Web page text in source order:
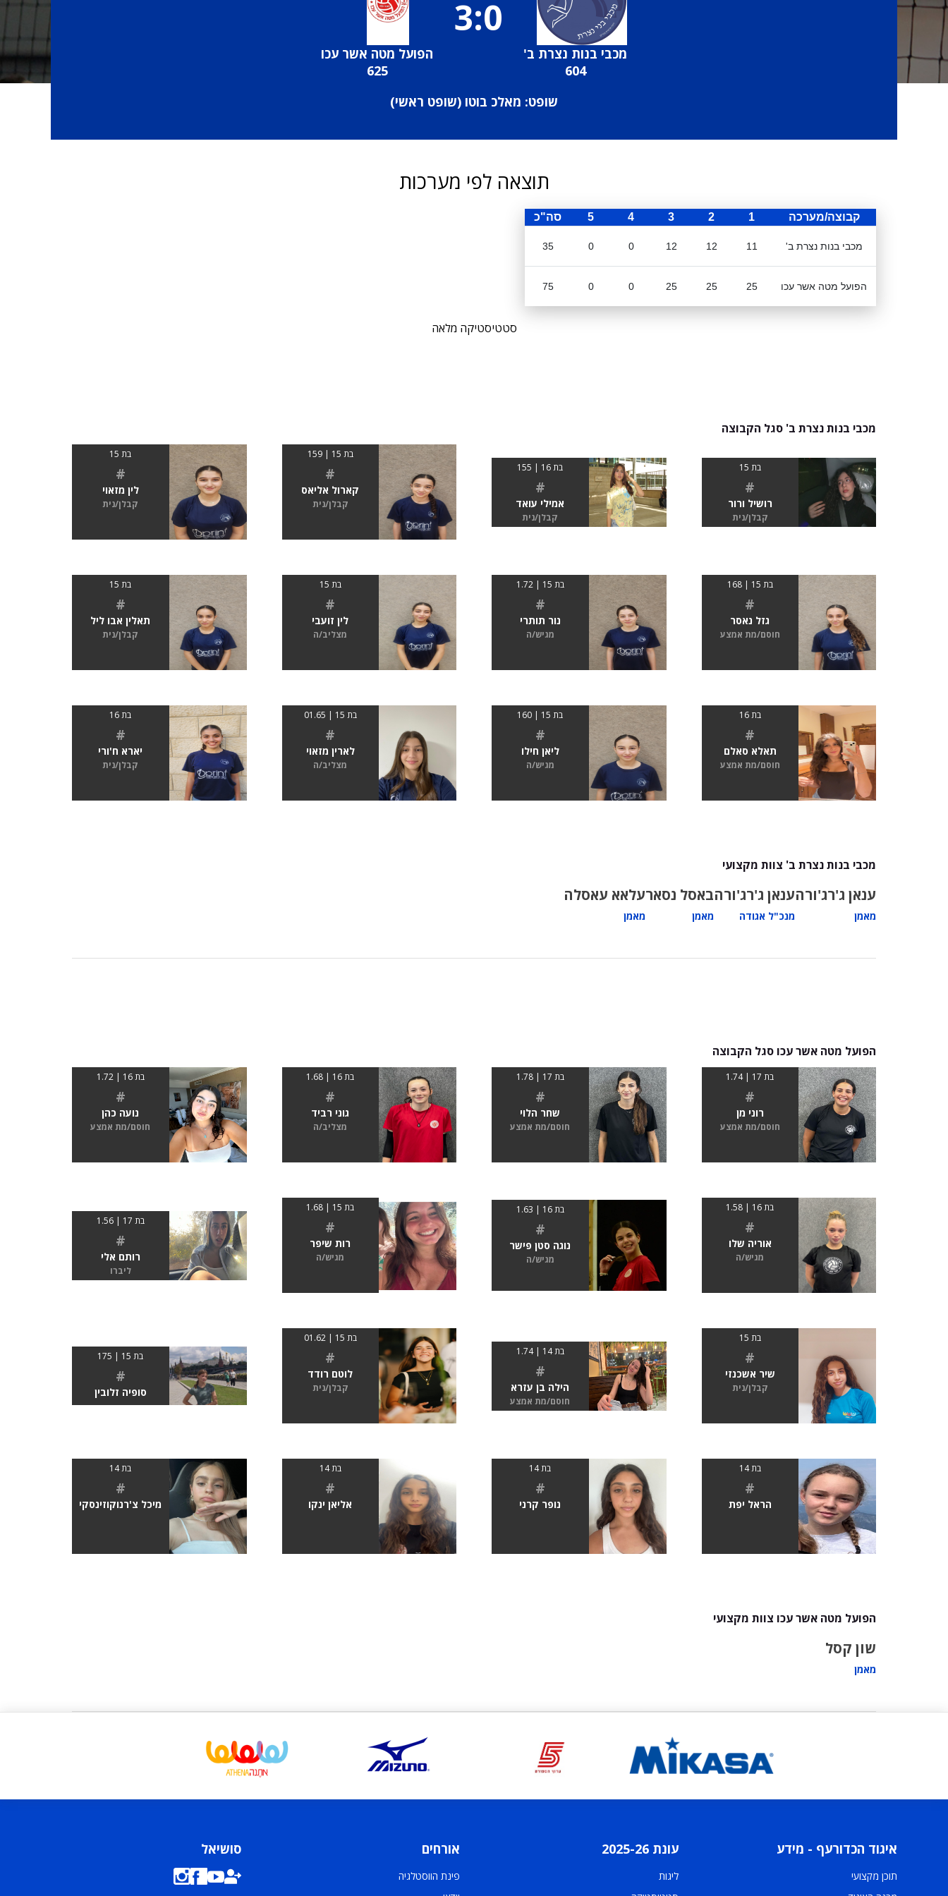
מכבי בנות נצרת ב'
604
3:0
הפועל מטה אשר עכו
625
שופט: מאלכ בוטו (שופט ראשי)
תוצאה לפי מערכות
קבוצה/מערכה 1
2
3
4
5 סה"כ
מכבי בנות נצרת ב' 11
12
12
0
0
35
הפועל מטה אשר עכו 25
25
25
0
0
75
סטטיסטיקה מלאה
מכבי בנות נצרת ב' סגל הקבוצה
בת 15
#
רושיל ורור
קבלן/נית
בת 16 | 155
#
אמילי עואד
קבלן/נית
בת 15 | 159
#
קארול אליאס
קבלן/נית
בת 15
#
לין מזאוי
קבלן/נית
בת 15 | 168
#
גזל נאסר
חוסם/מת אמצע
בת 15 | 1.72
#
נור תותרי
מגיש/ה
בת 15
#
לין זועבי
מצליב/ה
בת 15
#
תאלין אבו ליל
קבלן/נית
בת 16
#
תאלא סאלם
חוסם/מת אמצע
בת 15 | 160
#
ליאן חילו
מגיש/ה
בת 15 | 01.65
#
לארין מזאוי
מצליב/ה
בת 16
#
יארא ח'ורי
קבלן/נית
מכבי בנות נצרת ב' צוות מקצועי
ענאן ג'רג'ורה
מאמן
ענאן ג'רג'ורה
מנכ"ל אגודה
באסל נסאר
מאמן
עלאא עאסלה
מאמן
הפועל מטה אשר עכו סגל הקבוצה
בת 17 | 1.74
#
רוני מן
חוסם/מת אמצע
בת 17 | 1.78
#
שחר הלוי
חוסם/מת אמצע
בת 16 | 1.68
#
גוני רביד
מצליב/ה
בת 16 | 1.72
#
נועה כהן
חוסם/מת אמצע
בת 16 | 1.58
#
אוריה שלו
מגיש/ה
בת 16 | 1.63
#
נוגה סטן פישר
מגיש/ה
בת 15 | 1.68
#
רות שיפר
מגיש/ה
בת 17 | 1.56
#
רותם אלי
ליברו
בת 15
#
שיר אשכנזי
קבלן/נית
בת 14 | 1.74
#
הילה בן עזרא
חוסם/מת אמצע
בת 15 | 01.62
#
לוטם רודד
קבלן/נית
בת 15 | 175
#
סופיה זלובין
בת 14
#
הראל יפת
בת 14
#
נופר קרני
בת 14
#
אליאן ינקו
בת 14
#
מיכל צ'רנוקוזינסקי
הפועל מטה אשר עכו צוות מקצועי
שון קסל
מאמן
איגוד הכדורעף - מידע
תוכן מקצועי
עונת 2025-26
ליגות
אורחים
פינת הווסטלגיה
סושיאל